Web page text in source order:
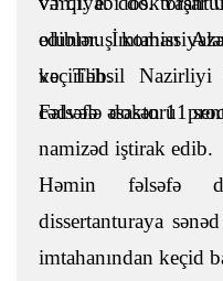
ediblər. İmtahan
və Təhsil Nazirliyi
cədvələ əsasən 11
olunmuş
keçirilib.
Fəlsəfə doktoru
namizəd iştirak edib.
Həmin fəlsəfə
dissertanturaya
imtahanından keçid